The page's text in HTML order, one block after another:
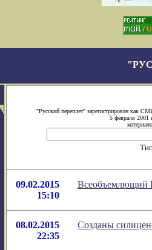
"Русский переплет" зарегистрирован как
5 февраля 2001
09.02.2015
15:10
Всеобъемлющий
08.02.2015
22:35
Созданы